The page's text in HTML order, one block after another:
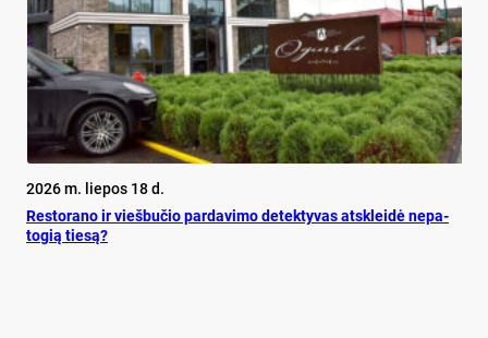
2026 m. liepos 18 d.
Res­to­ra­no ir vieš­bu­čio par­da­vi­mo de­tek­ty­vas at­sklei­dė ne­pa­
to­gią tie­są?